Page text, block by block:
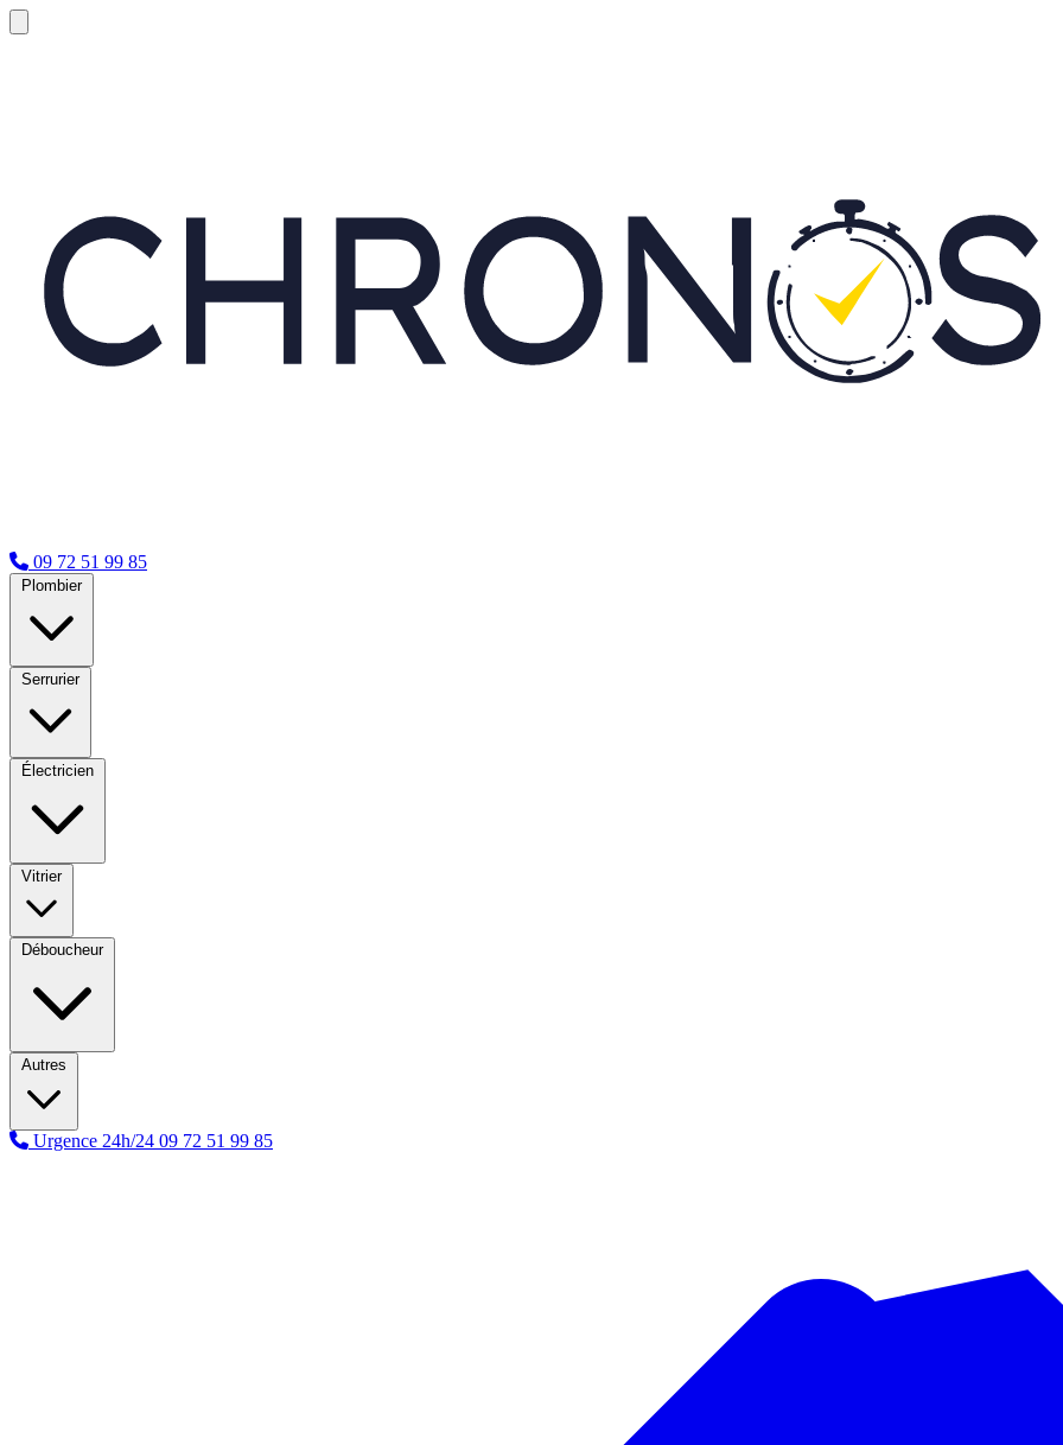
09 72 51 99 85
Plombier
Serrurier
Électricien
Vitrier
Déboucheur
Autres
Urgence 24h/24 09 72 51 99 85